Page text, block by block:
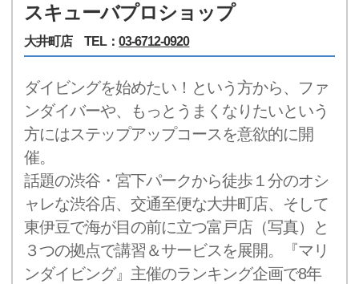
スキューバプロショップ
大井町店 TEL：03-6712-0920
ダイビングを始めたい！という方から、ファ
ンダイバーや、もっとうまくなりたいという
方にはステップアップコースを意欲的に開
催。
話題の渋谷・宮下パークから徒歩１分のオシ
ャレな渋谷店、交通至便な大井町店、そして
東伊豆で海が目の前に立つ富戸店（写真）と
３つの拠点で講習＆サービスを展開。『マリ
ンダイビング』主催のランキング企画で8年